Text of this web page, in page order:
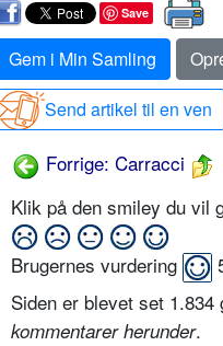
Save
Gem i Min Samling
Send artikel til en ven
Forrige: Carracci
Klik på den smiley du vil
Brugernes vurdering
Siden er blevet set 1.834
kommentarer herunder.